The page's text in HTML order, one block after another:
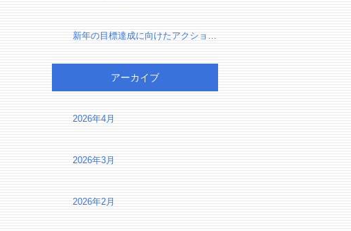
新年の目標達成に向けたアクションプラン～夢を実現するための第一歩～
アーカイブ
2026年4月
2026年3月
2026年2月